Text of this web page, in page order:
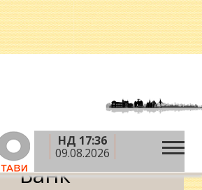
НД 17:36
09.08.2026
Банк